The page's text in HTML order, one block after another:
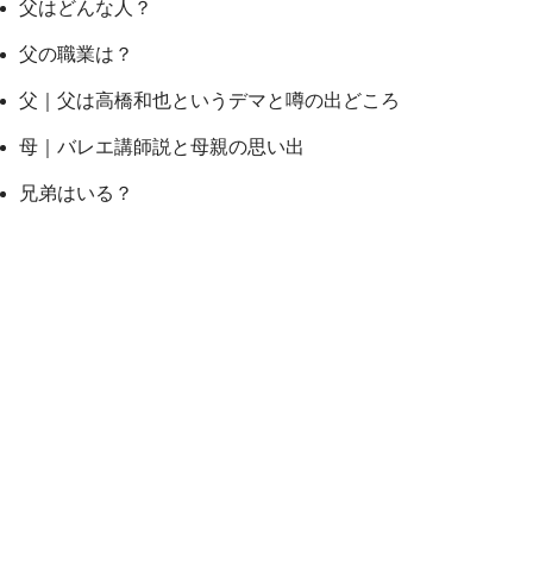
父はどんな人？
父の職業は？
父｜父は高橋和也というデマと噂の出どころ
母｜バレエ講師説と母親の思い出
兄弟はいる？